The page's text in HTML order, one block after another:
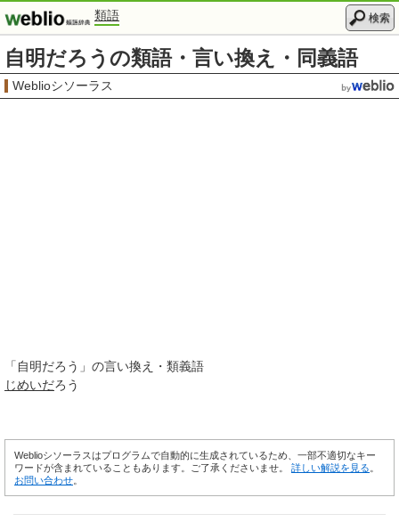
類語 検索
自明だろうの類語・言い換え・同義語
Weblioシソーラス
「 自明だろう 」の言い換え・類義語
じめいだろう
Weblioシソーラスはプログラムで自動的に生成されているため、一部不適切なキー
ワードが含まれていることもあります。ご了承くださいませ。 詳しい解説を見る
お問い合わせ